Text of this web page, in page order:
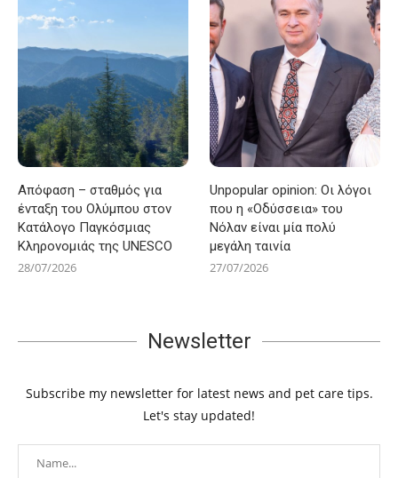
Απόφαση – σταθμός για
ένταξη του Ολύμπου στον
Κατάλογο Παγκόσμιας
Κληρονομιάς της UNESCO
28/07/2026
Unpopular opinion: Οι λόγοι
που η «Οδύσσεια» του
Νόλαν είναι μία πολύ
μεγάλη ταινία
27/07/2026
Newsletter
Subscribe my newsletter for latest news and pet care tips.
Let's stay updated!